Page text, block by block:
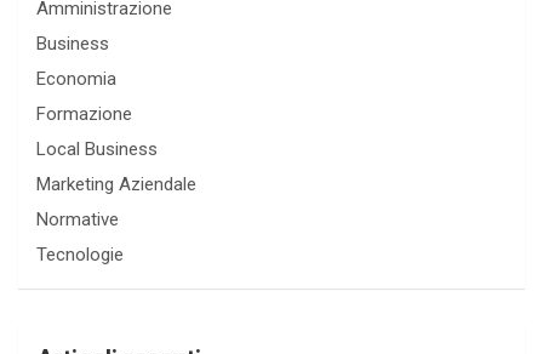
Amministrazione
Business
Economia
Formazione
Local Business
Marketing Aziendale
Normative
Tecnologie